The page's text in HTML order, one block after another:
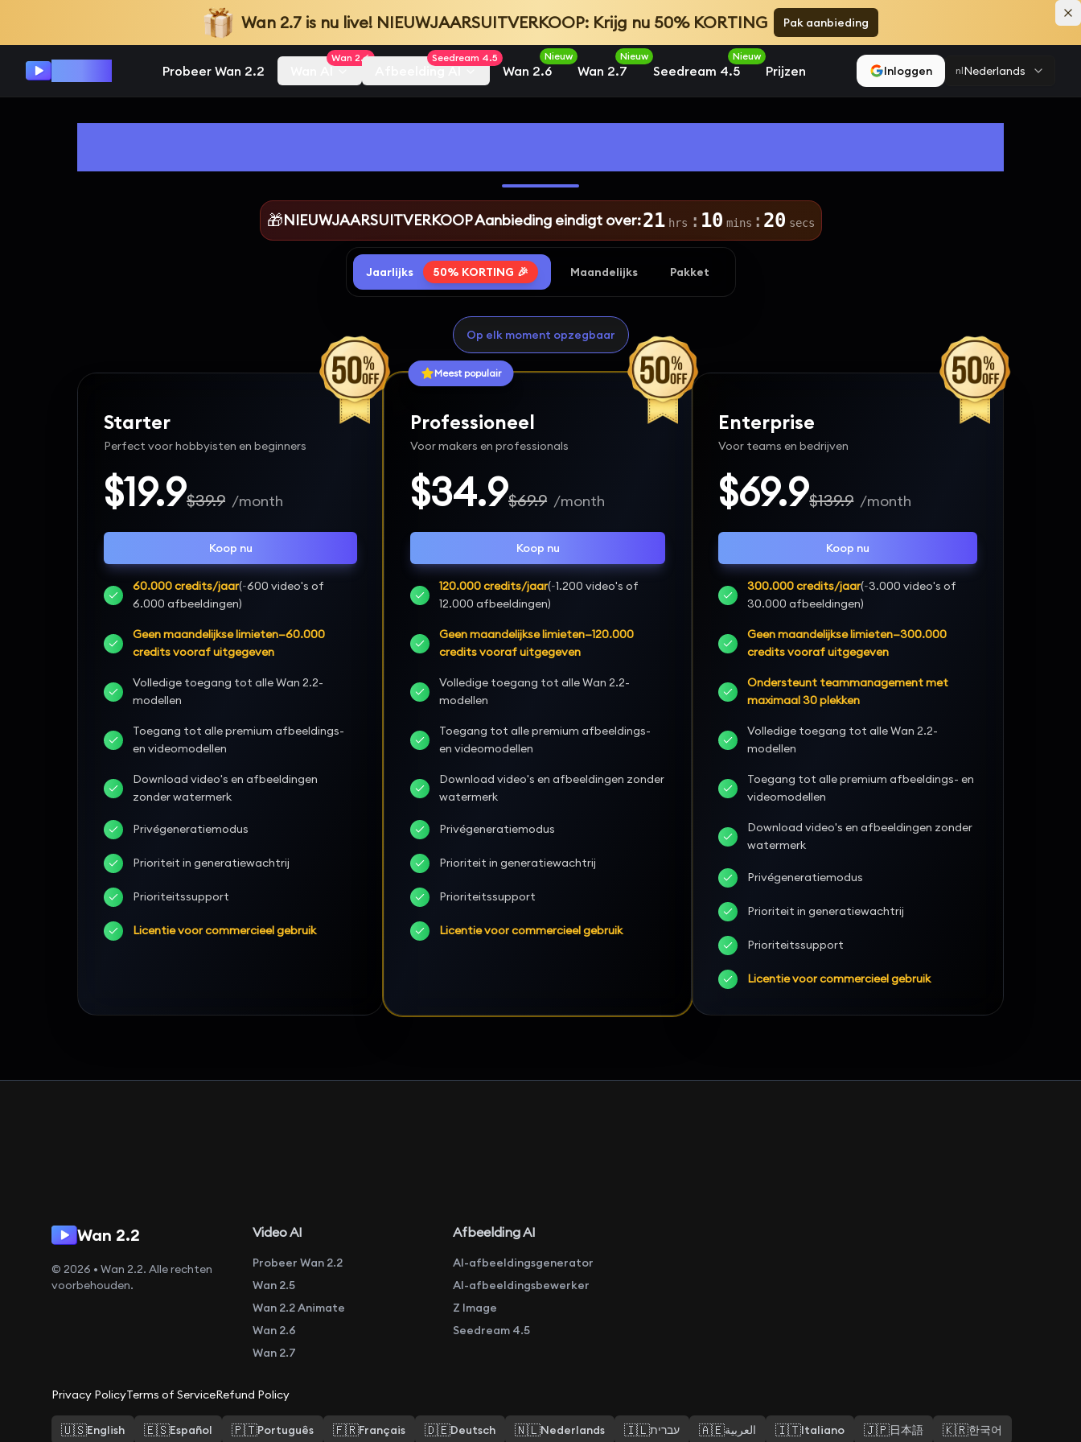
Wan 2.7 is nu live! NIEUWJAARSUITVERKOOP: Krijg nu 50% KORTING Pak aanbieding
Probeer Wan 2.2 Wan AI
Wan 2.6
Afbeelding AI
Seedream 4.5
Wan 2.6
Nieuw
Wan 2.7
Nieuw
Seedream 4.5
Nieuw
Prijzen Inloggen nlNederlands
🎁NIEUWJAARSUITVERKOOP Aanbieding eindigt over:21 hrs : 10 mins : 19 secs
Jaarlijks 50% KORTING 🎉 Maandelijks Pakket
Op elk moment opzegbaar
Starter
Perfect voor hobbyisten en beginners
$19.9$39.9 /month
Koop nu
60.000 credits/jaar(~600 video's of
6.000 afbeeldingen)
Geen maandelijkse limieten—60.000
credits vooraf uitgegeven
Volledige toegang tot alle Wan 2.2-
modellen
Toegang tot alle premium afbeeldings-
en videomodellen
Download video's en afbeeldingen
zonder watermerk
Privégeneratiemodus
Prioriteit in generatiewachtrij
Prioriteitssupport
Licentie voor commercieel gebruik
Meest populair
Professioneel
Voor makers en professionals
$34.9$69.9 /month
Koop nu
120.000 credits/jaar(~1.200 video's of
12.000 afbeeldingen)
Geen maandelijkse limieten—120.000
credits vooraf uitgegeven
Volledige toegang tot alle Wan 2.2-
modellen
Toegang tot alle premium afbeeldings-
en videomodellen
Download video's en afbeeldingen zonder
watermerk
Privégeneratiemodus
Prioriteit in generatiewachtrij
Prioriteitssupport
Licentie voor commercieel gebruik
Enterprise
Voor teams en bedrijven
$69.9$139.9 /month
Koop nu
300.000 credits/jaar(~3.000 video's of
30.000 afbeeldingen)
Geen maandelijkse limieten—300.000
credits vooraf uitgegeven
Ondersteunt teammanagement met
maximaal 30 plekken
Volledige toegang tot alle Wan 2.2-
modellen
Toegang tot alle premium afbeeldings- en
videomodellen
Download video's en afbeeldingen zonder
watermerk
Privégeneratiemodus
Prioriteit in generatiewachtrij
Prioriteitssupport
Licentie voor commercieel gebruik
Wan 2.2
© 2026 • Wan 2.2. Alle rechten
voorbehouden.
Video AI
Probeer Wan 2.2
Wan 2.5
Wan 2.2 Animate
Wan 2.6
Wan 2.7
Afbeelding AI
AI-afbeeldingsgenerator
AI-afbeeldingsbewerker
Z Image
Seedream 4.5
Privacy PolicyTerms of ServiceRefund Policy
🇺🇸English 🇪🇸Español 🇵🇹Português 🇫🇷Français 🇩🇪Deutsch 🇳🇱Nederlands 🇮🇱עברית 🇦🇪العربية 🇮🇹Italiano 🇯🇵日本語 🇰🇷한국어